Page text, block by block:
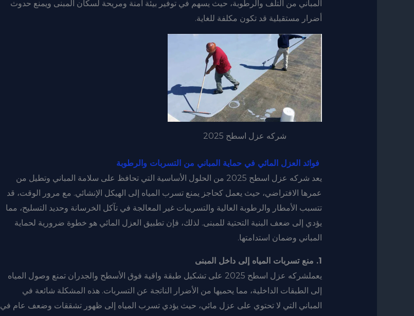
المباني من التلف والرطوبة، حيث يسهم في توفير بيئة آمنة ومريحة لسكان المبنى ويمنع حدوث
أضرار مستقبلية قد تكون مكلفة للغاية.
شركه عزل اسطح 2025
فوائد العزل المائي في حماية المباني من التسربات والرطوبة
يعد شركه عزل اسطح 2025 من الحلول الأساسية التي تحافظ على سلامة المباني وتطيل من
عمرها الافتراضي، حيث يعمل كحاجز يمنع تسرب المياه إلى الهيكل الإنشائي. مع مرور الوقت، قد
تتسبب الأمطار والرطوبة العالية والتسريبات غير المعالجة في تآكل الخرسانة وحديد التسليح، مما
يؤدي إلى ضعف البنية التحتية للمبنى. لذلك، فإن تطبيق العزل المائي هو خطوة ضرورية لحماية
المباني وضمان استدامتها.
1. منع تسربات المياه إلى داخل المبنى
يعملشركه عزل اسطح 2025 على تشكيل طبقة واقية فوق الأسطح والجدران تمنع وصول المياه
إلى الطبقات الداخلية، مما يحميها من الأضرار الناتجة عن التسربات. هذه المشكلة شائعة في
المباني التي لا تحتوي على عزل مائي، حيث يؤدي تسرب المياه إلى ظهور تشققات وضعف عام في